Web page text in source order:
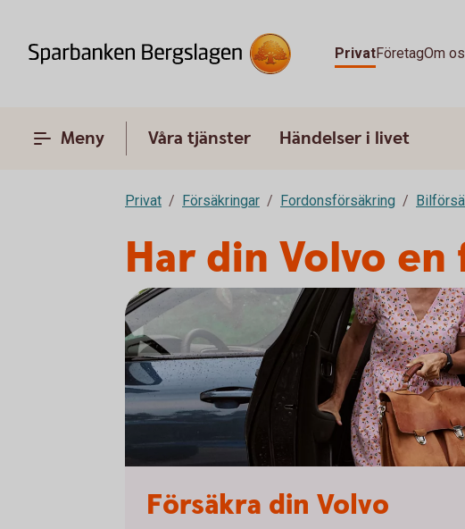
PrivatFöretagOm
Meny Våra tjänster Händelser i livet
Privat Försäkringar Fordonsförsäkring
Har din Volvo
Försäkra din Volvo